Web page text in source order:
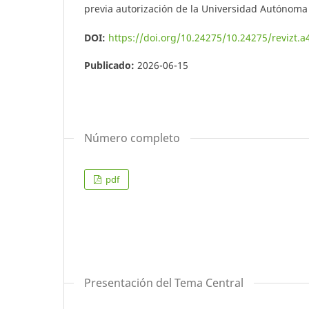
previa autorización de la Universidad
DOI: https://doi.org/10.24275/10.24275/
Publicado: 2026-06-15
Número completo
pdf
Presentación del Tema Central